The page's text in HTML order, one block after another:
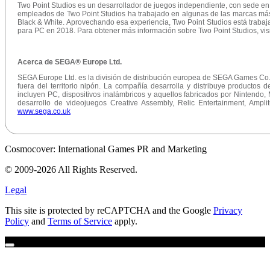
Two Point Studios es un desarrollador de juegos independiente, con sede
empleados de Two Point Studios ha trabajado en algunas de las marcas
Black & White. Aprovechando esa experiencia, Two Point Studios está
para PC en 2018. Para obtener más información sobre Two Point Studios,
Acerca de SEGA® Europe Ltd.
SEGA Europe Ltd. es la división de distribución europea de SEGA Games
fuera del territorio nipón. La compañía desarrolla y distribuye productos
incluyen PC, dispositivos inalámbricos y aquellos fabricados por
desarrollo de videojuegos Creative Assembly, Relic Entertainment,
www.sega.co.uk
Cosmocover: International Games PR and Marketing
© 2009-2026 All Rights Reserved.
Legal
This site is protected by reCAPTCHA and the Google Privacy
Policy and Terms of Service apply.